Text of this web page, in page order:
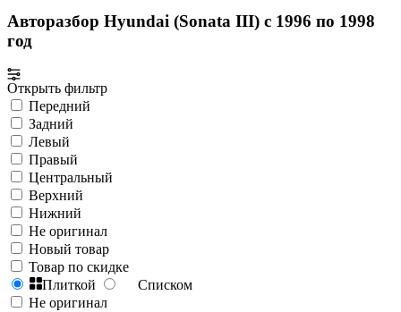
Авторазбор Hyundai (Sonata III) с 1996 по 1998
год
Открыть фильтр
Передний
Задний
Левый
Правый
Центральный
Верхний
Нижний
Не оригинал
Новый товар
Товар по скидке
Плиткой
Списком
Не оригинал